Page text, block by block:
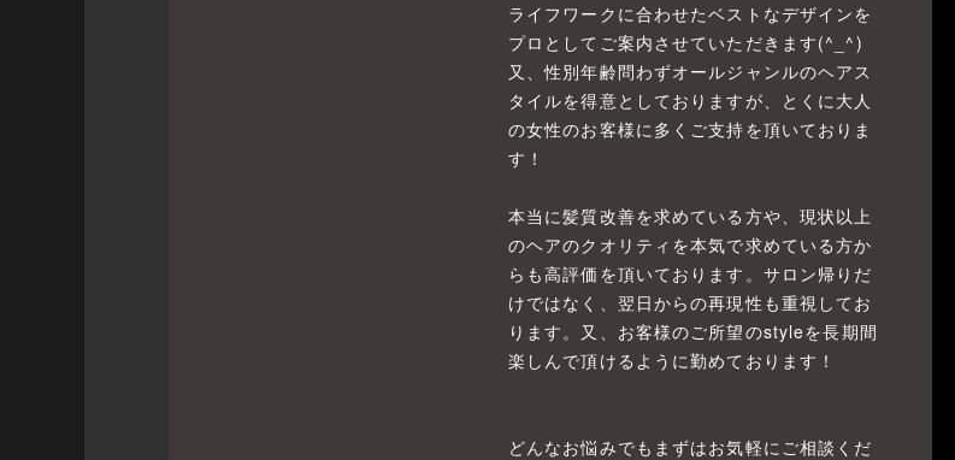
ライフワークに合わせたベストなデザインを
プロとしてご案内させていただきます(^_^)
又、性別年齢問わずオールジャンルのヘアス
タイルを得意としておりますが、とくに大人
の女性のお客様に多くご支持を頂いておりま
す！
本当に髪質改善を求めている方や、現状以上
のヘアのクオリティを本気で求めている方か
らも高評価を頂いております。サロン帰りだ
けではなく、翌日からの再現性も重視してお
ります。又、お客様のご所望のstyleを長期間
楽しんで頂けるように勤めております！
どんなお悩みでもまずはお気軽にご相談くだ